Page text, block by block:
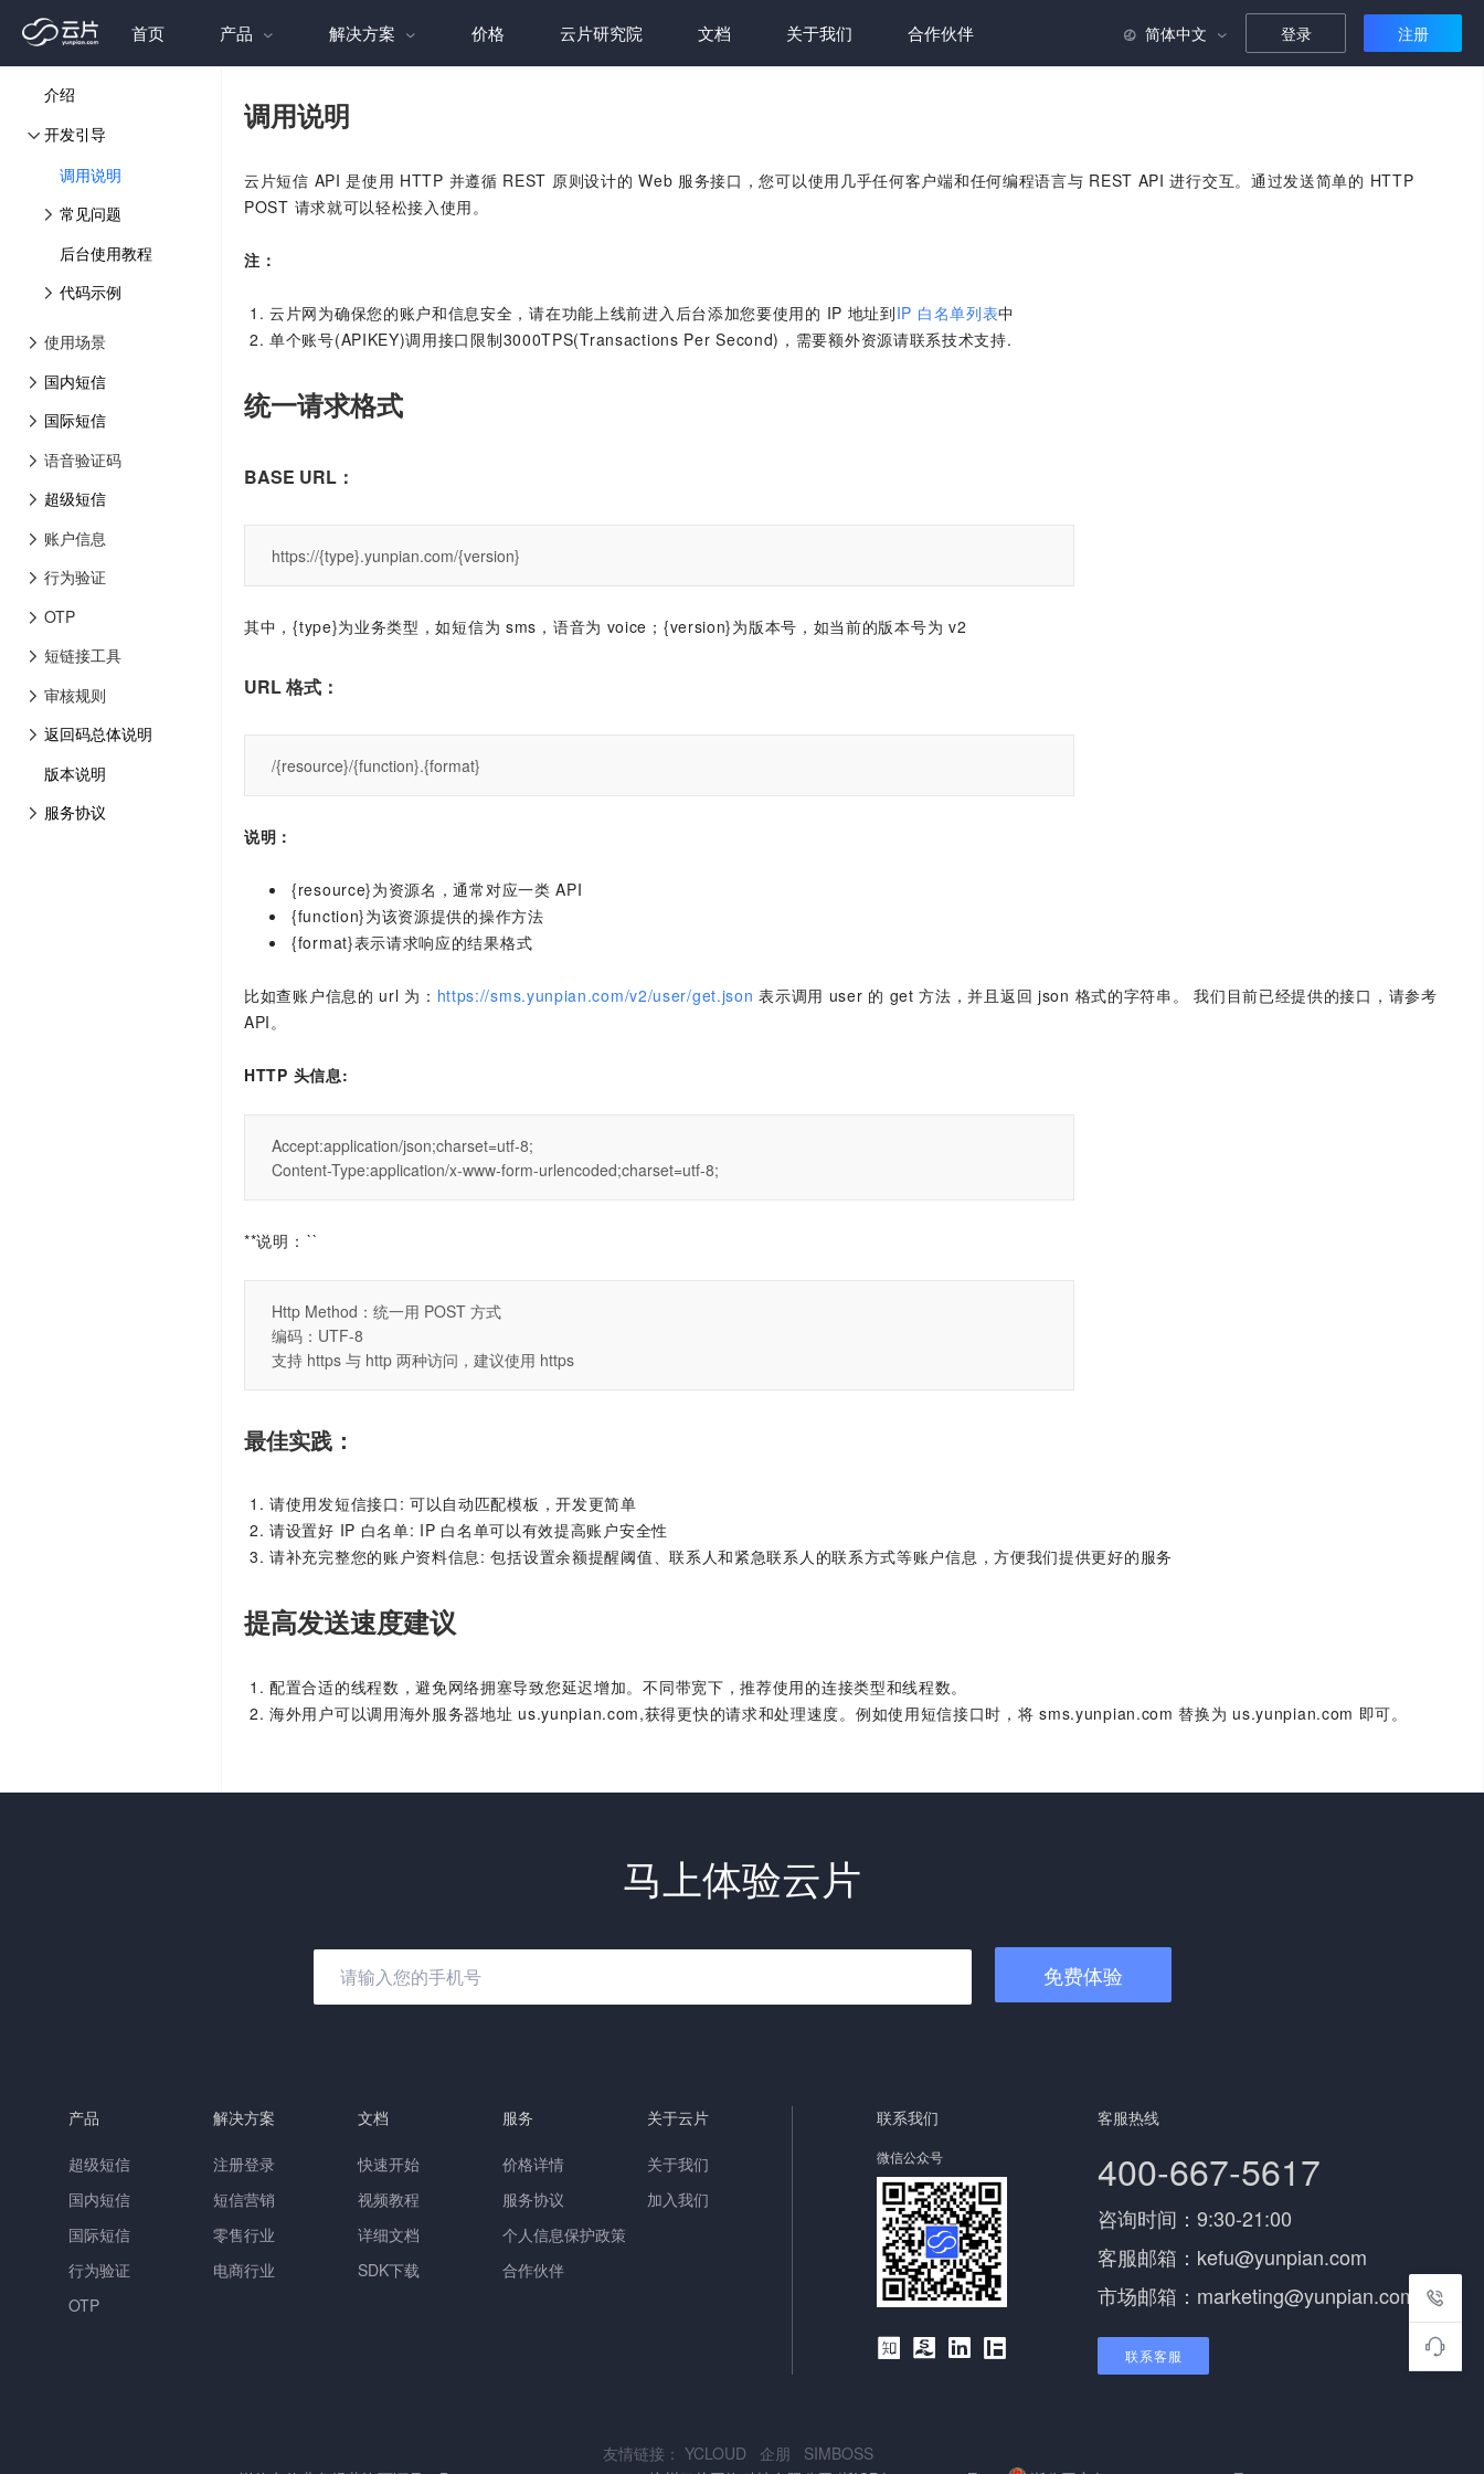
首页 产品 解决方案 价格 云片研究院 文档 关于我们 合作伙伴 简体中文  登录 注册
介绍
开发引导
调用说明
常见问题
后台使用教程
代码示例
使用场景
国内短信
国际短信
语音验证码
超级短信
账户信息
行为验证
OTP
短链接工具
审核规则
返回码总体说明
版本说明
服务协议
调用说明
云片短信 API 是使用 HTTP 并遵循 REST 原则设计的 Web 服务接口，您可以使用几乎任何客户端和任何编程语言与 REST API 进行交互。通过发送简单的 HTTP
POST 请求就可以轻松接入使用。
注：
云片网为确保您的账户和信息安全，请在功能上线前进入后台添加您要使用的 IP 地址到IP 白名单列表中
单个账号(APIKEY)调用接口限制3000TPS(Transactions Per Second)，需要额外资源请联系技术支持.
统一请求格式
BASE URL：
https://{type}.yunpian.com/{version}
其中，{type}为业务类型，如短信为 sms，语音为 voice；{version}为版本号，如当前的版本号为 v2
URL 格式：
/{resource}/{function}.{format}
说明：
{resource}为资源名，通常对应一类 API
{function}为该资源提供的操作方法
{format}表示请求响应的结果格式
比如查账户信息的 url 为： https://sms.yunpian.com/v2/user/get.json 表示调用 user 的 get 方法，并且返回 json 格式的字符串。 我们目前已经提供的接口，请参考
API。
HTTP 头信息:
Content-Type:application/x-www-form-urlencoded;charset=utf-8;
**说明： ``
支持 https 与 http 两种访问，建议使用 https
最佳实践：
请使用发短信接口: 可以自动匹配模板，开发更简单
请设置好 IP 白名单: IP 白名单可以有效提高账户安全性
请补充完整您的账户资料信息: 包括设置余额提醒阈值、联系人和紧急联系人的联系方式等账户信息，方便我们提供更好的服务
提高发送速度建议
配置合适的线程数，避免网络拥塞导致您延迟增加。不同带宽下，推荐使用的连接类型和线程数。
海外用户可以调用海外服务器地址 us.yunpian.com,获得更快的请求和处理速度。例如使用短信接口时，将 sms.yunpian.com 替换为 us.yunpian.com 即可。
马上体验云片
免费体验
产品
超级短信
国内短信
国际短信
行为验证
OTP
解决方案
注册登录
短信营销
零售行业
电商行业
文档
快速开始
视频教程
详细文档
SDK下载
服务
价格详情
服务协议
个人信息保护政策
合作伙伴
关于云片
关于我们
加入我们
联系我们
微信公众号
客服热线
400-667-5617
咨询时间：9:30-21:00
客服邮箱：kefu@yunpian.com
市场邮箱：marketing@yunpian.com
联系客服
友情链接： YCLOUD 企朋 SIMBOSS